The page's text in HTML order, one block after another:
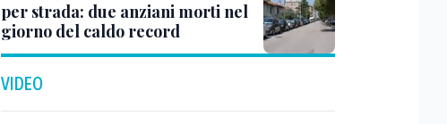
per strada: due anziani morti nel
giorno del caldo record
VIDEO